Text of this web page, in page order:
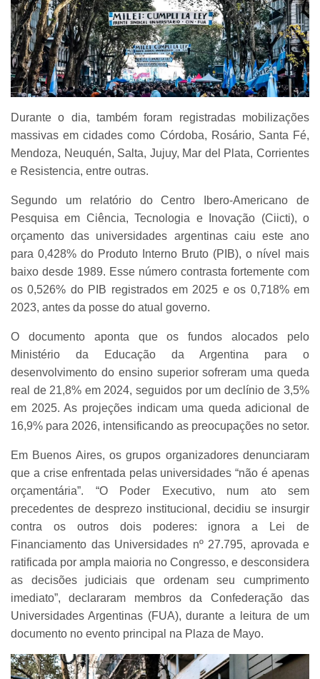
Durante o dia, também foram registradas mobilizações
massivas em cidades como Córdoba, Rosário, Santa Fé,
Mendoza, Neuquén, Salta, Jujuy, Mar del Plata, Corrientes
e Resistencia, entre outras.
Segundo um relatório do Centro Ibero-Americano de
Pesquisa em Ciência, Tecnologia e Inovação (Ciicti), o
orçamento das universidades argentinas caiu este ano
para 0,428% do Produto Interno Bruto (PIB), o nível mais
baixo desde 1989. Esse número contrasta fortemente com
os 0,526% do PIB registrados em 2025 e os 0,718% em
2023, antes da posse do atual governo.
O documento aponta que os fundos alocados pelo
Ministério da Educação da Argentina para o
desenvolvimento do ensino superior sofreram uma queda
real de 21,8% em 2024, seguidos por um declínio de 3,5%
em 2025. As projeções indicam uma queda adicional de
16,9% para 2026, intensificando as preocupações no setor.
Em Buenos Aires, os grupos organizadores denunciaram
que a crise enfrentada pelas universidades “não é apenas
orçamentária”. “O Poder Executivo, num ato sem
precedentes de desprezo institucional, decidiu se insurgir
contra os outros dois poderes: ignora a Lei de
Financiamento das Universidades nº 27.795, aprovada e
ratificada por ampla maioria no Congresso, e desconsidera
as decisões judiciais que ordenam seu cumprimento
imediato”, declararam membros da Confederação das
Universidades Argentinas (FUA), durante a leitura de um
documento no evento principal na Plaza de Mayo.